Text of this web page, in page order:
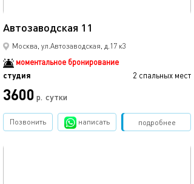
Автозаводская 11
Москва, ул.Автозаводская, д.17 к3
моментальное бронирование
студия
2 спальных мест
3600 р. сутки
подробнее
Позвонить написать Забронировать